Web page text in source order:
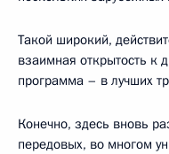
Такой широкий,
взаимная открытость к
программа – в лучших
Конечно, здесь вновь
передовых, во многом